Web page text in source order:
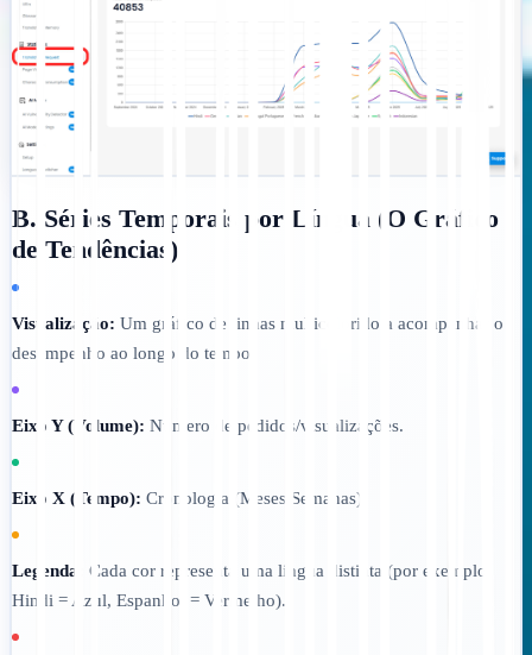
B. Séries Temporais por Língua (O Gráfico
de Tendências)
Visualização: Um gráfico de linhas multicolorido a acompanhar o
desempenho ao longo do tempo.
Eixo Y (Volume): Número de pedidos/visualizações.
Eixo X (Tempo): Cronologia (Meses/Semanas).
Legenda:
Cada cor representa uma língua distinta (por exemplo,
Hindi = Azul, Espanhol = Vermelho).